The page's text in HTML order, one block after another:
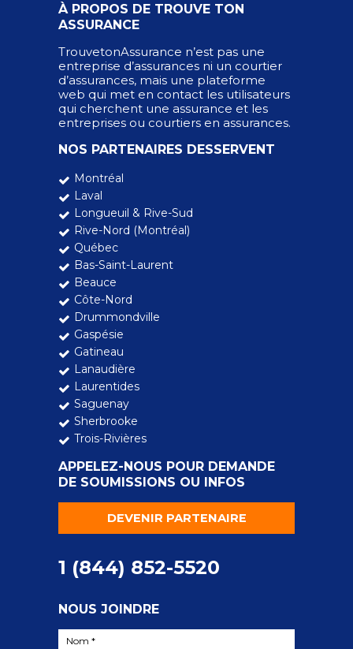
À PROPOS DE TROUVE TON
ASSURANCE
TrouvetonAssurance n’est pas une
entreprise d’assurances ni un courtier
d’assurances, mais une plateforme
web qui met en contact les utilisateurs
qui cherchent une assurance et les
entreprises ou courtiers en assurances.
NOS PARTENAIRES DESSERVENT
Montréal
Laval
Longueuil & Rive-Sud
Rive-Nord (Montréal)
Québec
Bas-Saint-Laurent
Beauce
Côte-Nord
Drummondville
Gaspésie
Gatineau
Lanaudière
Laurentides
Saguenay
Sherbrooke
Trois-Rivières
APPELEZ-NOUS POUR DEMANDE
DE SOUMISSIONS OU INFOS
DEVENIR PARTENAIRE
1 (844) 852-5520
NOUS JOINDRE